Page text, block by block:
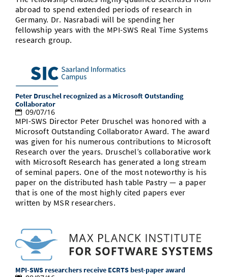
abroad to spend extended periods of research in
Germany. Dr. Nasrabadi will be spending her
fellowship years with the MPI-SWS Real Time Systems
research group.
Peter Druschel recognized as a Microsoft Outstanding
Collaborator
09/07/16
MPI-SWS Director Peter Druschel was honored with a
Microsoft Outstanding Collaborator Award. The award
was given for his numerous contributions to Microsoft
Research over the years. Druschel’s collaborative work
with Microsoft Research has generated a long stream
of seminal papers. One of the most noteworthy is his
paper on the distributed hash table Pastry — a paper
that is one of the most highly cited papers ever
written by MSR researchers.
MPI-SWS researchers receive ECRTS best-paper award